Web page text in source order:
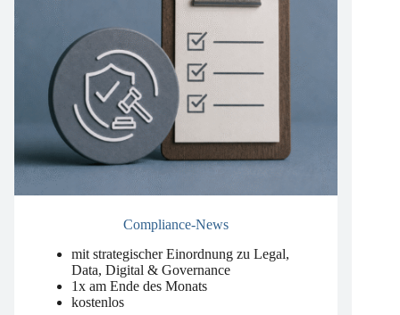
mit strategischer Einordnung zu Legal,
Data, Digital & Governance
1x am Ende des Monats